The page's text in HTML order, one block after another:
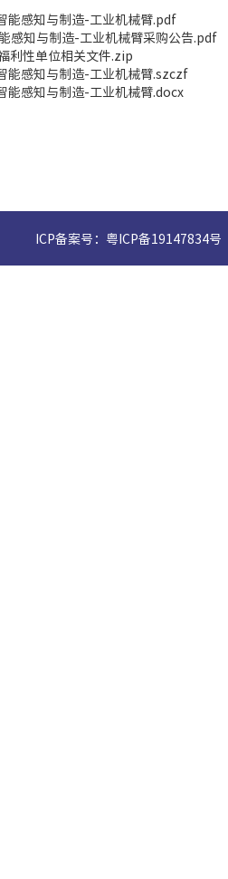
能感知与制造-工业机械臂.pdf
感知与制造-工业机械臂采购公告.pdf
利性单位相关文件.zip
能感知与制造-工业机械臂.szczf
能感知与制造-工业机械臂.docx
ICP备案号：粤ICP备19147834号